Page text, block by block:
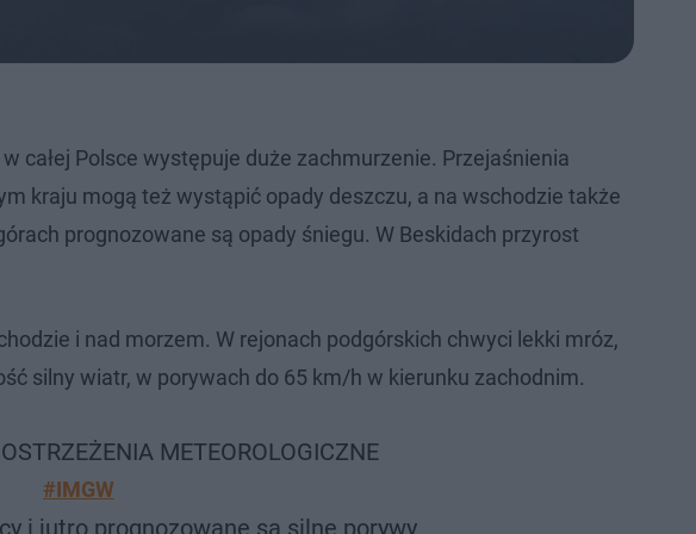
całej Polsce występuje duże zachmurzenie. Przejaśnienia
kraju mogą też wystąpić opady deszczu, a na wschodzie także
prognozowane są opady śniegu. W Beskidach przyrost
i nad morzem. W rejonach podgórskich chwyci lekki mróz,
silny wiatr, w porywach do 65 km/h w kierunku zachodnim.
METEOROLOGICZNE
#IMGW
i jutro prognozowane są silne porywy